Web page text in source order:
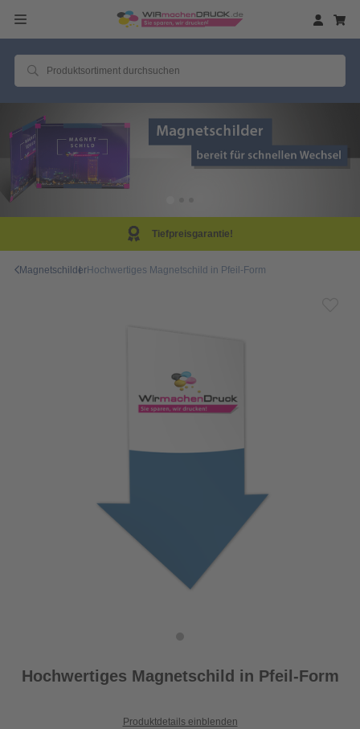
MagnetschilderHochwertiges Magnetschild in Pfeil-Form
Hochwertiges Magnetschild in Pfeil-Form
Produktdetails einblenden